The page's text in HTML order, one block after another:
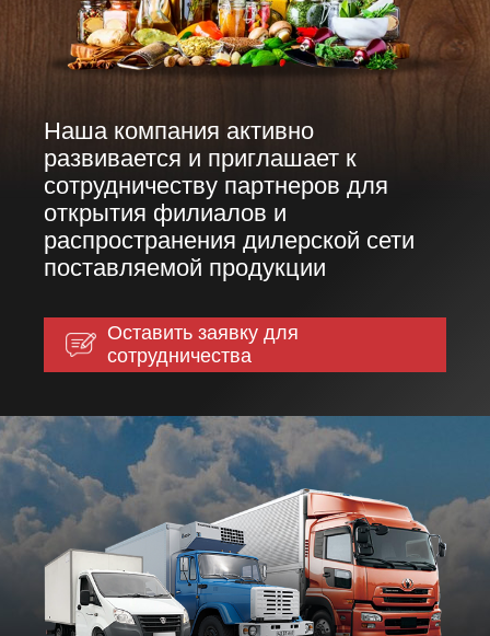
Наша компания активно
развивается и приглашает к
сотрудничеству партнеров для
открытия филиалов и
распространения дилерской сети
поставляемой продукции
Оставить заявку для
сотрудничества